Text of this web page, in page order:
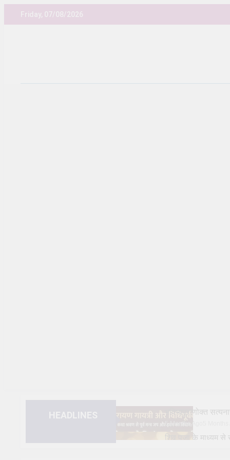
content
Friday, 07/08/2026
भविष्यपुराणोक्त
5 Months Ago
शिव पूजा के